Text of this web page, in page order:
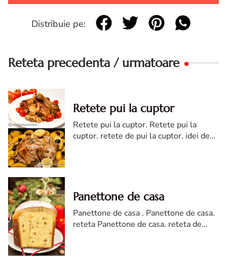
Distribuie pe:
Reteta precedenta / urmatoare
Retete pui la cuptor
Retete pui la cuptor. Retete pui la
cuptor. retete de pui la cuptor. idei de
Panettone de casa
Panettone de casa . Panettone de casa.
reteta Panettone de casa. reteta de